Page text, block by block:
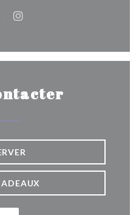
((ouvre une
Instagram ((ouvre une